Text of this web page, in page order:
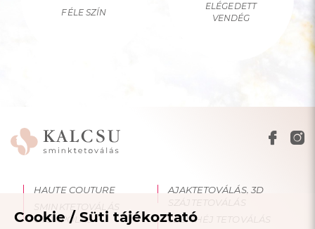
FÉLE SZÍN
ELÉGEDETT
VENDÉG
HAUTE COUTURE
SMINKTETOVÁLÁS
UTÓÁPOLÁS
AJAKTETOVÁLÁS, 3D
SZÁJTETOVÁLÁS
SZEMHÉJ TETOVÁLÁS
Cookie / Süti tájékoztató